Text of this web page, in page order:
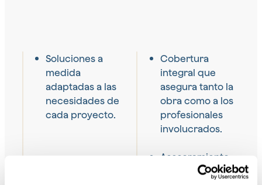
Soluciones a
medida
adaptadas a las
necesidades de
cada proyecto.
Cobertura
integral que
asegura tanto la
obra como a los
profesionales
involucrados.
Asesoramiento
especializado